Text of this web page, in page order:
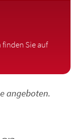
angeboten.
Sie auf